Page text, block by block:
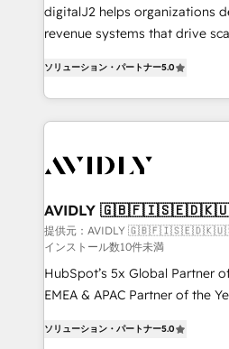
digitalJ2 helps organizations
revenue systems that drive
Partner, we specialize in both
planning and hands-on
the operational foundation
Healthcare - Financial
we help: ✔️ Full HubSpot
optimization ✔️ Data
and reporting foundations ✔️
and workflow automation ✔️
programs, training, and enablement Through
partnerships, we guide
ソリューション・パートナー5.0
AVIDLY
🇳🇿
提供元：AVIDLY
インストール数10件未満
HubSpot’s 5x Global Partner
EMEA & APAC Partner of the
Partner. 🚀 With 2,750+ HubSpot projects delivered
ソリューション・パートナー5.0